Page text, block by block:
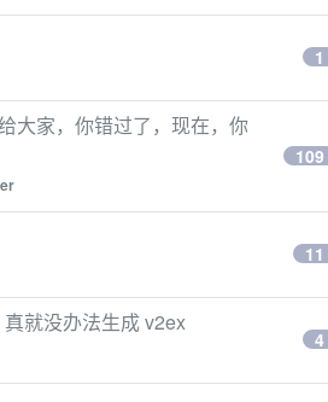
1
大家，你错过了，现在，你
109
11
就没办法生成 v2ex
4